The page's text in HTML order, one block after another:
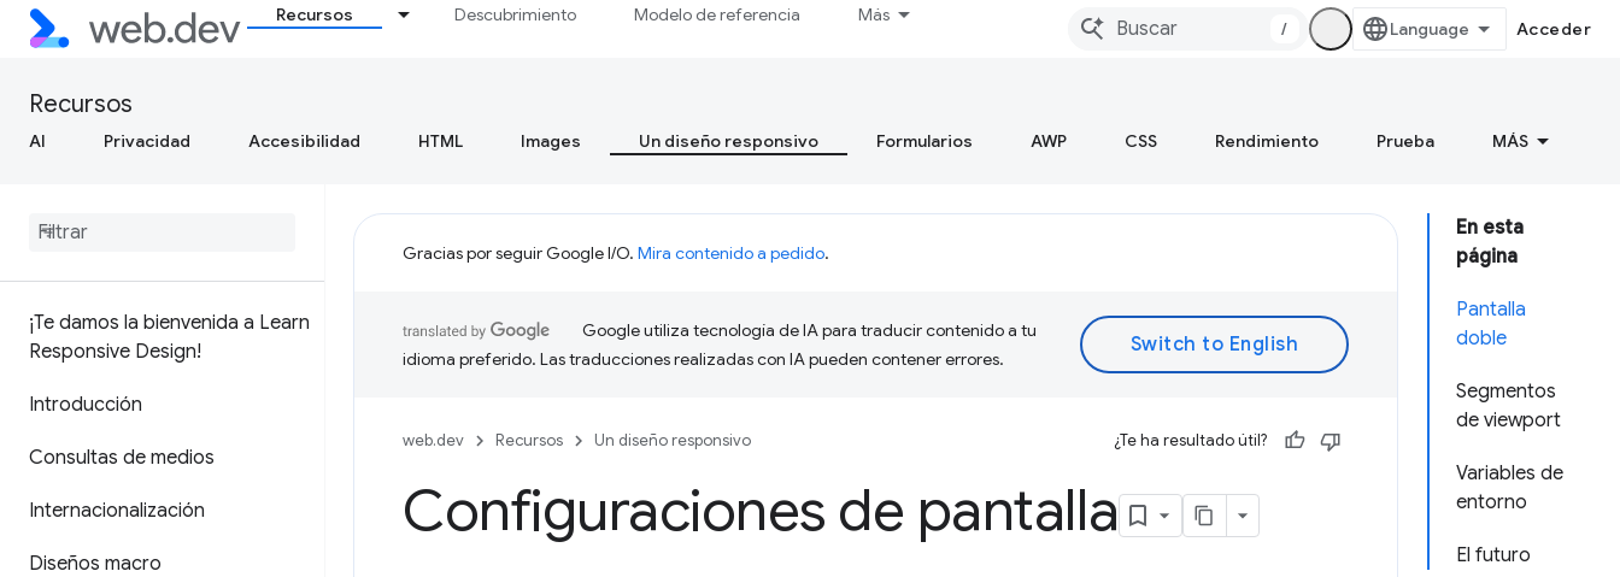
Recursos Descubrimiento Modelo de referencia Más
/ Acceder
Recursos
AI Privacidad Accesibilidad HTML Images Un diseño responsivo Formularios AWP CSS Rendimiento Prueba MÁS
¡Te damos la bienvenida a Learn
Responsive Design!
Introducción
Consultas de medios
Internacionalización
Diseños macro
En esta
página
Pantalla
doble
Segmentos
de viewport
Variables de
entorno
El futuro
Gracias por seguir Google I/O. Mira contenido a pedido.
Google utiliza tecnología de IA para traducir contenido a tu
idioma preferido. Las traducciones realizadas con IA pueden contener errores.
web.dev Recursos Un diseño responsivo ¿Te ha resultado útil?
Configuraciones de pantalla